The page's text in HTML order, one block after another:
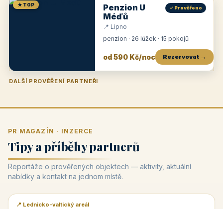
★ TOP
Penzion U
Méďů
✓ Prověřeno
📍 Lipno
penzion · 26 lůžek · 15 pokojů
od 590 Kč/noc Rezervovat →
DALŠÍ PROVĚŘENÍ PARTNEŘI
Penzion U Zámku Pension Faber
PR MAGAZÍN · INZERCE
Tipy a příběhy partnerů
Reportáže o prověřených objektech — aktivity, aktuální
nabídky a kontakt na jednom místě.
📰 PR článek
📍 Lednicko-valtický areál